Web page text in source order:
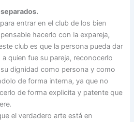
entrar en el club de los bien
hacerlo con la expareja,
club es que la persona pueda dar
quien fue su pareja, reconocerlo
dignidad como persona y como
de forma interna, ya que no
de forma explicita y patente que
el verdadero arte está en